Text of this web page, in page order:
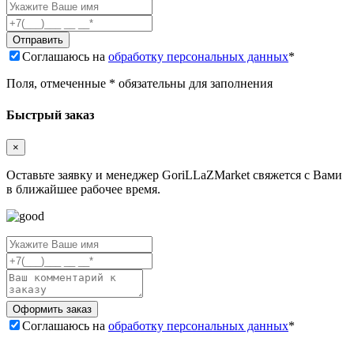
Соглашаюсь на обработку персональных данных*
Поля, отмеченные * обязательны для заполнения
Быстрый заказ
×
Оставьте заявку и менеджер GoriLLaZMarket свяжется с Вами
в ближайшее рабочее время.
Соглашаюсь на обработку персональных данных*